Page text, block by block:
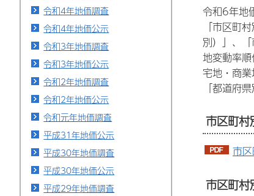
令和4年地価調査
令和4年地価公示
令和3年地価調査
令和3年地価公示
令和2年地価調査
令和2年地価公示
令和元年地価調査
平成31年地価公示
平成30年地価調査
平成30年地価公示
平成29年地価調査
令和6年地
「市区町
別）」、
地変動率
宅地・商
「都道府
市区町村
市
市区町村